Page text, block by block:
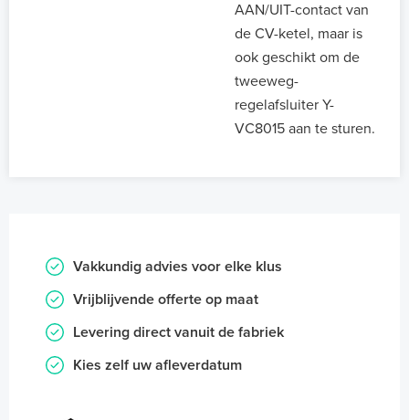
AAN/UIT-contact van
de CV-ketel, maar is
ook geschikt om de
tweeweg-
regelafsluiter Y-
VC8015 aan te sturen.
Vakkundig advies voor elke klus
Vrijblijvende offerte op maat
Levering direct vanuit de fabriek
Kies zelf uw afleverdatum